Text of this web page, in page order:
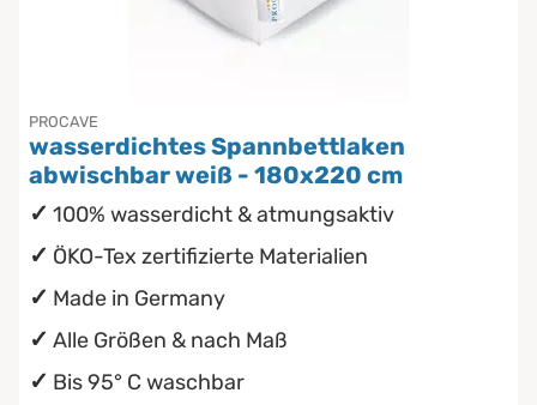
PROCAVE
wasserdichtes Spannbettlaken
abwischbar weiß - 180x220 cm
100% wasserdicht & atmungsaktiv
ÖKO-Tex zertifizierte Materialien
Made in Germany
Alle Größen & nach Maß
Bis 95° C waschbar
wasserdichte Matratzenschoner
Antidekubitusmatratzen
Pflegematratzen
Matratzen nach Maß
Die besten Sommerbettdecken
Die richtige Matratze kaufen